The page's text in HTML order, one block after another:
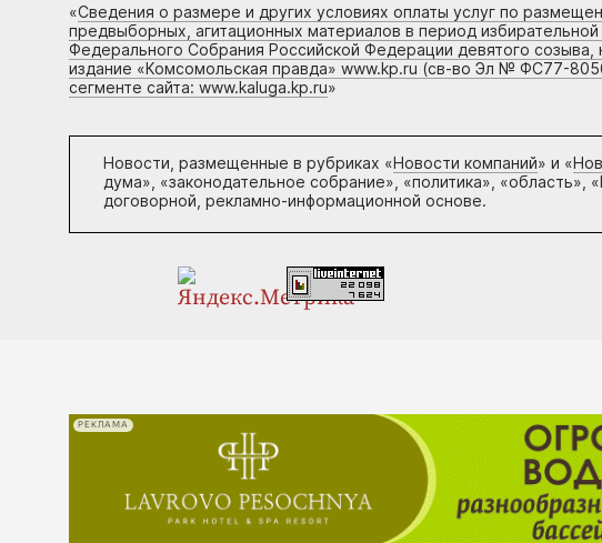
«Сведения о размере и других условиях оплаты услуг по
предвыборных, агитационных материалов в период
Федерального Собрания Российской Федерации девятого созыва,
издание «Комсомольская правда» www.kp.ru (св-во Эл № ФС77-
сегменте сайта: www.kaluga.kp.ru»
Новости, размещенные в рубриках «Новости компаний» и «
дума», «законодательное собрание», «политика», «область»,
договорной, рекламно-информационной основе.
РЕКЛАМА